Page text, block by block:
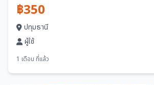
฿350
ปทุมธานี
ผู้ใช้
1 เดือน ที่แล้ว